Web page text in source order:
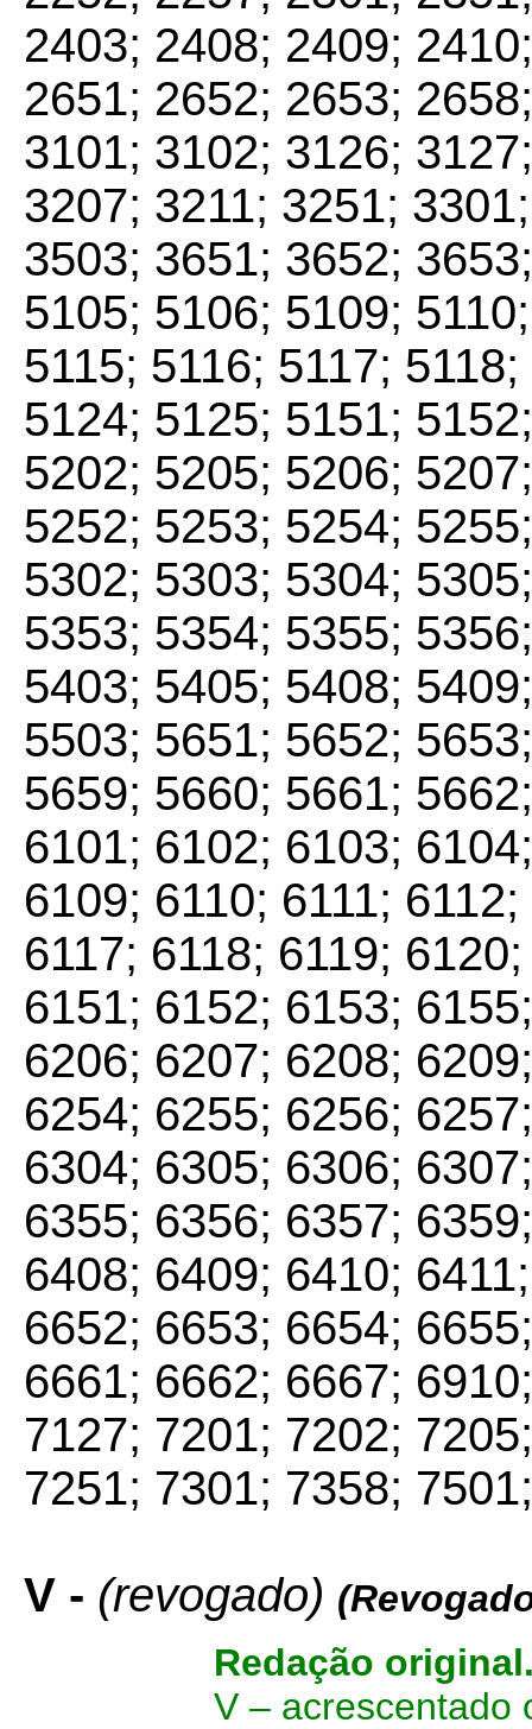
2403; 2408; 2409;
2651; 2652; 2653;
3101; 3102; 3126;
3207; 3211; 3251;
3503; 3651; 3652;
5105; 5106; 5109;
5115; 5116; 5117;
5124; 5125; 5151;
5202; 5205; 5206;
5252; 5253; 5254;
5302; 5303; 5304;
5353; 5354; 5355;
5403; 5405; 5408;
5503; 5651; 5652;
5659; 5660; 5661;
6101; 6102; 6103;
6109; 6110; 6111;
6117; 6118; 6119;
6151; 6152; 6153;
6206; 6207; 6208;
6254; 6255; 6256;
6304; 6305; 6306;
6355; 6356; 6357;
6408; 6409; 6410;
6652; 6653; 6654;
6661; 6662; 6667;
7127; 7201; 7202;
7251; 7301; 7358;
V - (revogado)
Redação
V – acrescentado